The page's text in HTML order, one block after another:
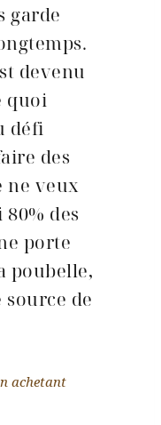
garde
devenu
quoi
défi
des
ne veux
des
porte
poubelle,
de
achetant